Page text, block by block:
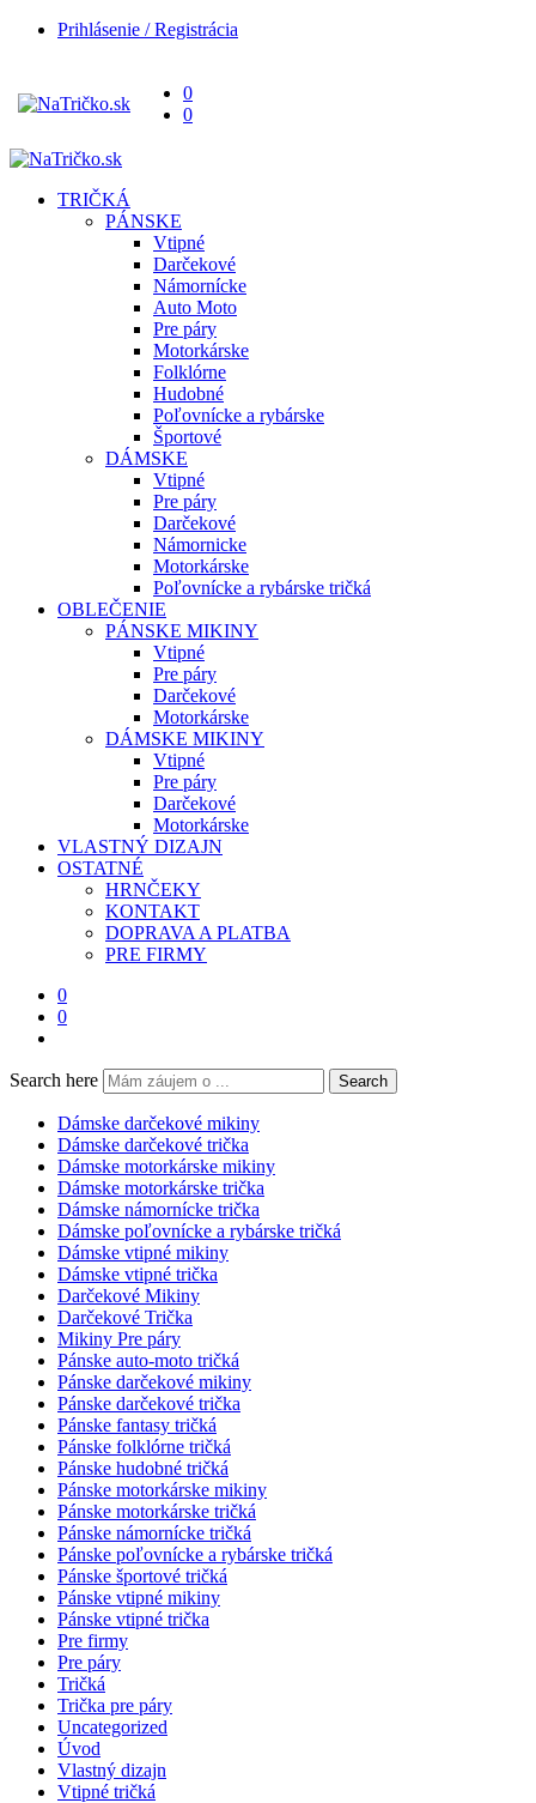
Prihlásenie / Registrácia
0
0
TRIČKÁ
PÁNSKE
Vtipné
Darčekové
Námornícke
Auto Moto
Pre páry
Motorkárske
Folklórne
Hudobné
Poľovnícke a rybárske
Športové
DÁMSKE
Vtipné
Pre páry
Darčekové
Námornicke
Motorkárske
Poľovnícke a rybárske tričká
OBLEČENIE
PÁNSKE MIKINY
Vtipné
Pre páry
Darčekové
Motorkárske
DÁMSKE MIKINY
Vtipné
Pre páry
Darčekové
Motorkárske
VLASTNÝ DIZAJN
OSTATNÉ
HRNČEKY
KONTAKT
DOPRAVA A PLATBA
PRE FIRMY
0
0
Search here Search
Dámske darčekové mikiny
Dámske darčekové trička
Dámske motorkárske mikiny
Dámske motorkárske trička
Dámske námornícke trička
Dámske poľovnícke a rybárske tričká
Dámske vtipné mikiny
Dámske vtipné trička
Darčekové Mikiny
Darčekové Trička
Mikiny Pre páry
Pánske auto-moto tričká
Pánske darčekové mikiny
Pánske darčekové trička
Pánske fantasy tričká
Pánske folklórne tričká
Pánske hudobné tričká
Pánske motorkárske mikiny
Pánske motorkárske tričká
Pánske námornícke tričká
Pánske poľovnícke a rybárske tričká
Pánske športové tričká
Pánske vtipné mikiny
Pánske vtipné trička
Pre firmy
Pre páry
Tričká
Trička pre páry
Uncategorized
Úvod
Vlastný dizajn
Vtipné tričká